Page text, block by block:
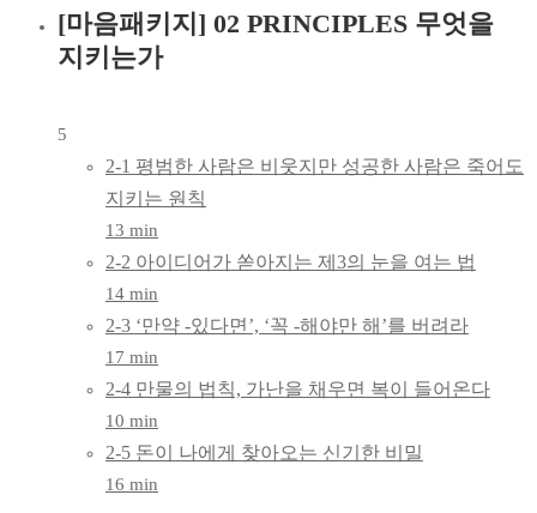
[마음패키지] 02 PRINCIPLES 무엇을
지키는가
5
2-1 평범한 사람은 비웃지만 성공한 사람은 죽어도
지키는 원칙
13 min
2-2 아이디어가 쏟아지는 제3의 눈을 여는 법
14 min
2-3 ‘만약 -있다면’, ‘꼭 -해야만 해’를 버려라
17 min
2-4 만물의 법칙, 가난을 채우면 복이 들어온다
10 min
2-5 돈이 나에게 찾아오는 신기한 비밀
16 min